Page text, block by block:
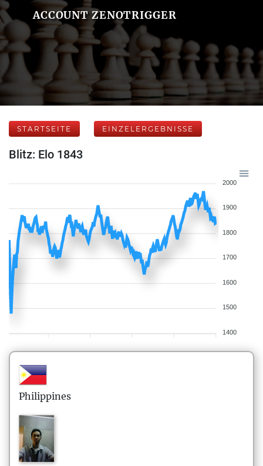
ACCOUNT ZENOTRIGGER
STARTSEITE EINZELERGEBNISSE
Blitz: Elo 1843
2000
1900
1800
1700
1600
1500
1400
Philippines